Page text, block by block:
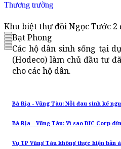
Thương trường
Khu biệt thự đồi Ngọc Tước
Bạt Phong
Các hộ dân sinh sống tại
(Hodeco) làm chủ đầu tư
cho các hộ dân.
Bà Rịa - Vũng Tàu: Nỗi đau sinh kế
Bà Rịa – Vũng Tàu: Vì sao DIC Corp
Vụ TP Vũng Tàu không thực hiện bản